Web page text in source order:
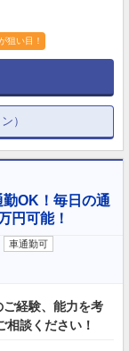
狙い目！
）
OK！毎日の通
円可能！
車通勤可
経験、能力を考
相談ください！